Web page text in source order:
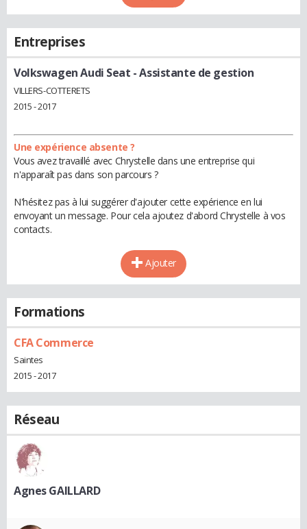
Entreprises
Volkswagen Audi Seat - Assistante de gestion
VILLERS-COTTERETS
2015 - 2017
Une expérience absente ?
Vous avez travaillé avec Chrystelle dans une entreprise qui
n'apparaît pas dans son parcours ?
N'hésitez pas à lui suggérer d'ajouter cette expérience en lui
envoyant un message. Pour cela ajoutez d'abord Chrystelle à vos
contacts.
Ajouter
Formations
CFA Commerce
Saintes
2015 - 2017
Réseau
Agnes GAILLARD